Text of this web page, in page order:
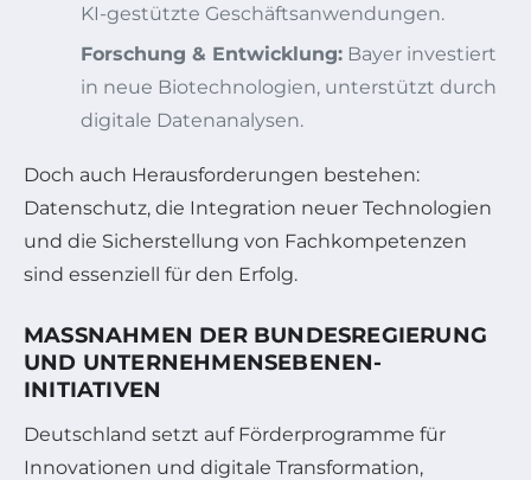
KI-gestützte Geschäftsanwendungen.
Forschung & Entwicklung: Bayer investiert
in neue Biotechnologien, unterstützt durch
digitale Datenanalysen.
Doch auch Herausforderungen bestehen:
Datenschutz, die Integration neuer Technologien
und die Sicherstellung von Fachkompetenzen
sind essenziell für den Erfolg.
MASSNAHMEN DER BUNDESREGIERUNG U
ND UNTERNEHMENSEBENEN-I
NITIATIVEN
Deutschland setzt auf Förderprogramme für
Innovationen und digitale Transformation,